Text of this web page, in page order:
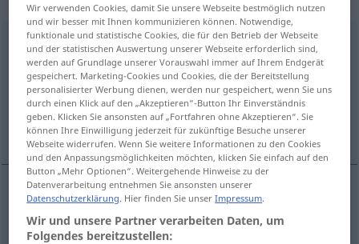
Vorgängerm
Übersicht aller Übersetzungen
(Für mehr Details die Übersetzung anklicken/antippen)
voorganger
Vorgänger
Wir verwenden Cookies, damit Sie unsere Webseite bestmöglich nutzen
und wir besser mit Ihnen kommunizieren können. Notwendige,
funktionale und statistische Cookies, die für den Betrieb der Webseite
und der statistischen Auswertung unserer Webseite erforderlich sind,
werden auf Grundlage unserer Vorauswahl immer auf Ihrem Endgerät
gespeichert. Marketing-Cookies und Cookies, die der Bereitstellung
personalisierter Werbung dienen, werden nur gespeichert, wenn Sie uns
durch einen Klick auf den „Akzeptieren“-Button Ihr Einverständnis
geben. Klicken Sie ansonsten auf „Fortfahren ohne Akzeptieren“. Sie
können Ihre Einwilligung jederzeit für zukünftige Besuche unserer
Webseite widerrufen. Wenn Sie weitere Informationen zu den Cookies
und den Anpassungsmöglichkeiten möchten, klicken Sie einfach auf den
Button „Mehr Optionen“. Weitergehende Hinweise zu der
Datenverarbeitung entnehmen Sie ansonsten unserer
Datenschutzerklärung. Hier finden Sie unserImpressum.
Wir und unsere Partner verarbeiten Daten, um
Folgendes bereitzustellen: